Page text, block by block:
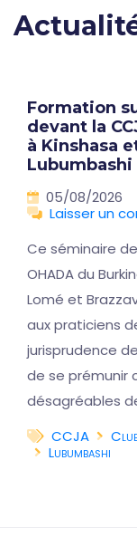
Formation
devant la
à Kinshasa
Lubumbashi
05/08/2026
Laisser un
Ce séminaire
OHADA du
Lomé et
aux praticiens
jurisprudence
de se prémunir
désagréables
CCJA
Lubumbashi